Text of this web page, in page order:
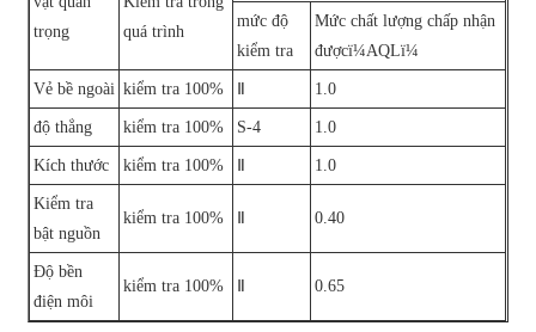
trọng
quá trình
mức độ
kiểm tra
Mức chất lượng chấp nhận
đượcï¼AQLï¼
Vẻ bề ngoài kiểm tra 100% Ⅱ 1.0
độ thẳng kiểm tra 100% S-4 1.0
Kích thước kiểm tra 100% Ⅱ 1.0
Kiểm tra
bật nguồn
kiểm tra 100% Ⅱ 0.40
Độ bền
điện môi
kiểm tra 100% Ⅱ 0.65